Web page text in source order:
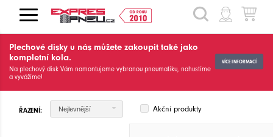
HLEDAT
Plechové disky u nás můžete zakoupit také jako
kompletní kola.
Na plechový disk Vám namontujeme vybranou pneumatiku, nahustíme
a vyvážíme!
VÍCE INFORMACÍ
ŘAZENÍ: Nejlevnější Akční produkty